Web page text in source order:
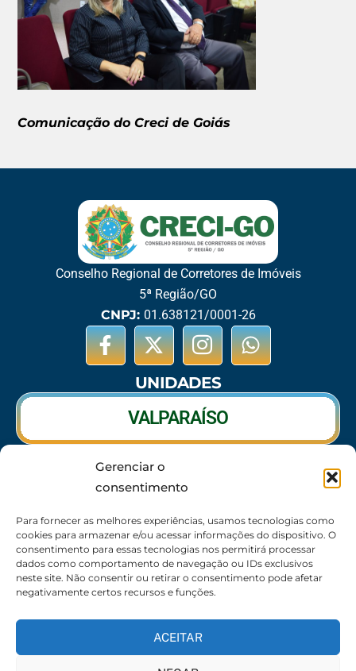
Gerenciar o
consentimento
Para fornecer as melhores experiências, usamos tecnologias como
cookies para armazenar e/ou acessar informações do dispositivo. O
consentimento para essas tecnologias nos permitirá processar
dados como comportamento de navegação ou IDs exclusivos
neste site. Não consentir ou retirar o consentimento pode afetar
negativamente certos recursos e funções.
ACEITAR
Comunicação do Creci de Goiás
Conselho Regional de Corretores de Imóveis
5ª Região/GO
CNPJ: 01.638121/0001-26
UNIDADES
VALPARAÍSO
RIO VERDE
CALDAS NOVAS
SEDE
62 3095-6530 / 62 3236-7350 / 62 99643-1994
(Somente WhatsApp)
Atendimento:8:30h às 17:30h